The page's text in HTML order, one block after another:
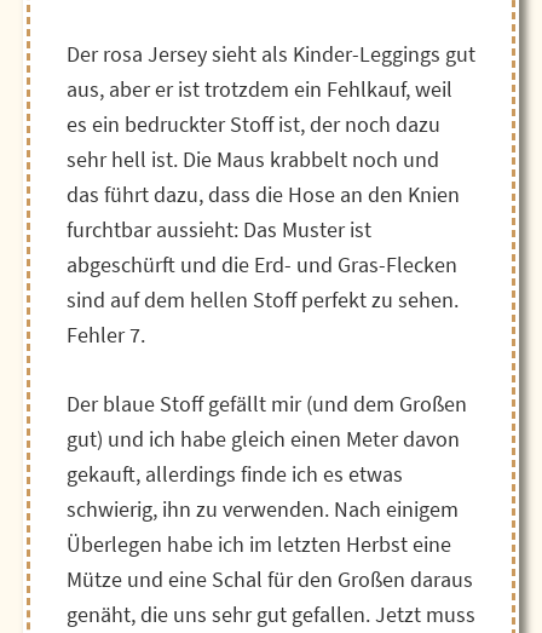
Der rosa Jersey sieht als Kinder-Leggings gut
aus, aber er ist trotzdem ein Fehlkauf, weil
es ein bedruckter Stoff ist, der noch dazu
sehr hell ist. Die Maus krabbelt noch und
das führt dazu, dass die Hose an den Knien
furchtbar aussieht: Das Muster ist
abgeschürft und die Erd- und Gras-Flecken
sind auf dem hellen Stoff perfekt zu sehen.
Fehler 7.
Der blaue Stoff gefällt mir (und dem Großen
gut) und ich habe gleich einen Meter davon
gekauft, allerdings finde ich es etwas
schwierig, ihn zu verwenden. Nach einigem
Überlegen habe ich im letzten Herbst eine
Mütze und eine Schal für den Großen daraus
genäht, die uns sehr gut gefallen. Jetzt muss